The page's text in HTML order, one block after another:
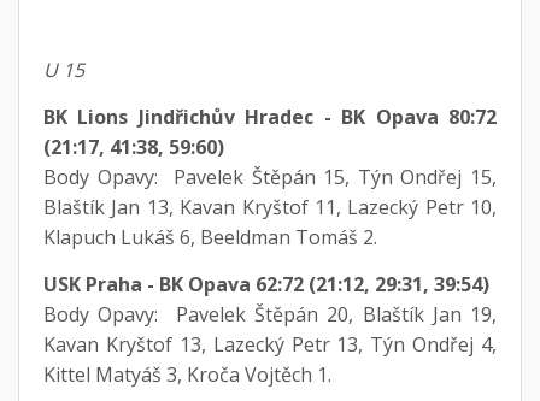
U 15
BK Lions Jindřichův Hradec - BK Opava 80:72
(21:17, 41:38, 59:60)
Body Opavy: Pavelek Štěpán 15, Týn Ondřej 15,
Blaštík Jan 13, Kavan Kryštof 11, Lazecký Petr 10,
Klapuch Lukáš 6, Beeldman Tomáš 2.
USK Praha - BK Opava 62:72 (21:12, 29:31, 39:54)
Body Opavy: Pavelek Štěpán 20, Blaštík Jan 19,
Kavan Kryštof 13, Lazecký Petr 13, Týn Ondřej 4,
Kittel Matyáš 3, Kroča Vojtěch 1.